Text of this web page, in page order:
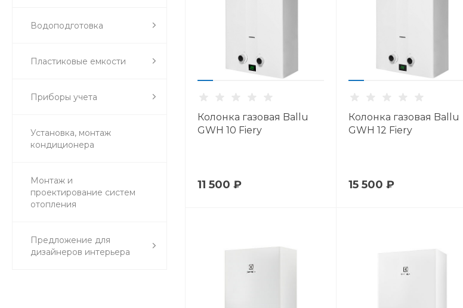
Водоподготовка
Пластиковые емкости
Приборы учета
Установка, монтаж
кондиционера
Монтаж и
проектирование систем
отопления
Предложение для
дизайнеров интерьера
Колонка газовая Ballu
GWH 10 Fiery
11 500 ₽
Колонка газовая Ballu
GWH 12 Fiery
15 500 ₽